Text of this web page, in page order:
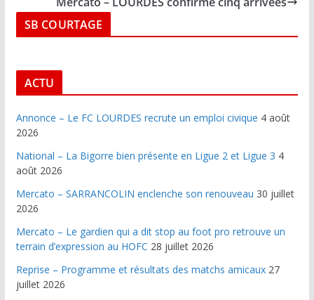
SB COURTAGE
ACTU
Annonce – Le FC LOURDES recrute un emploi civique 4 août
2026
National – La Bigorre bien présente en Ligue 2 et Ligue 3 4
août 2026
Mercato – SARRANCOLIN enclenche son renouveau 30 juillet
2026
Mercato – Le gardien qui a dit stop au foot pro retrouve un
terrain d’expression au HOFC 28 juillet 2026
Reprise – Programme et résultats des matchs amicaux 27
juillet 2026